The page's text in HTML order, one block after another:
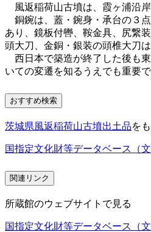
風返稲荷山古墳は、霞ヶ浦沿岸
銅鋺は、蓋・鋺身・承台の３
あり、鏡板付轡、鞍金具、尻繋
頭大刀、金銅・銀装の頭椎大刀
西日本で築造が終了した後も
いての変遷を知るうえでも重要
おすすめ検索
茨城県風返稲荷山古墳出土品を
国指定文化財等データベース（文
関連リンク
所蔵館のウェブサイトで見る
国指定文化財等データベース（文